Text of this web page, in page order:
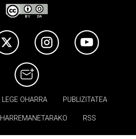
LEGE OHARRA PUBLIZITATEA
HARREMANETARAKO RSS